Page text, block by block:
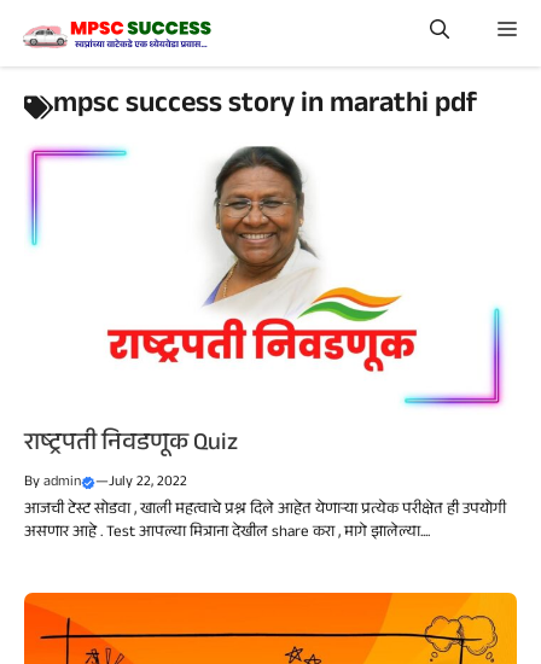
content
mpsc success story in marathi pdf
राष्ट्रपती निवडणूक Quiz
Byadmin —July 22, 2022
आजची टेस्ट सोडवा , खाली महत्वाचे प्रश्न दिले आहेत येणाऱ्या प्रत्येक परीक्षेत ही उपयोगी
असणार आहे . Test आपल्या मित्राना देखील share करा , मागे झालेल्या....